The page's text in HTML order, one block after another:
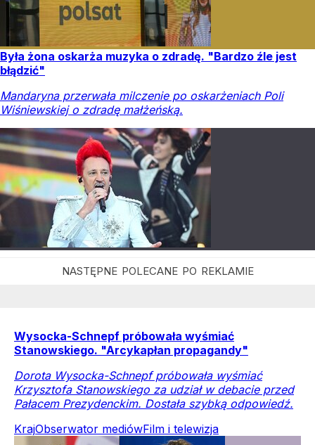
Była żona oskarża muzyka o zdradę. "Bardzo źle jest
błądzić"
Mandaryna przerwała milczenie po oskarżeniach Poli
Wiśniewskiej o zdradę małżeńską.
Wysocka-Schnepf próbowała wyśmiać
Stanowskiego. "Arcykapłan propagandy"
Dorota Wysocka-Schnepf próbowała wyśmiać
Krzysztofa Stanowskiego za udział w debacie przed
Pałacem Prezydenckim. Dostała szybką odpowiedź.
KrajObserwator mediówFilm i telewizja